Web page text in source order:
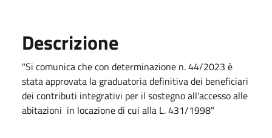
Descrizione
"Si comunica che con determinazione n. 44/2023 è
stata approvata la graduatoria definitiva dei beneficiari
dei contributi integrativi per il sostegno all'accesso alle
abitazioni in locazione di cui alla L. 431/1998"